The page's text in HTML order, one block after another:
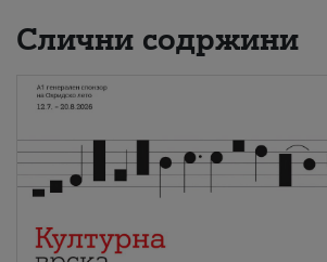
Слични содржини